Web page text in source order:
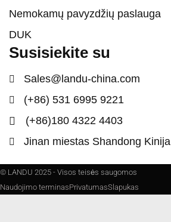
Nemokamų pavyzdžių paslauga
DUK
Susisiekite su
Sales@landu-china.com
(+86) 531 6995 9221
(+86)180 4322 4403
Jinan miestas Shandong Kinija
© LANDU 2025 - Visos teisės saugomos
Naudojimo terminasPrivatumasSlapukas